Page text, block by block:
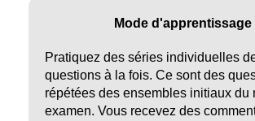
Mode d'apprentissage
Pratiquez des séries individuelles
questions à la fois. Ce sont des
répétées des ensembles initiaux du
examen. Vous recevez des